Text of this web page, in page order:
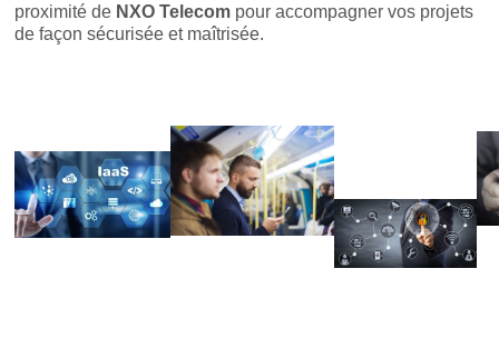
proximité de NXO Telecom pour accompagner vos projets
de façon sécurisée et maîtrisée.